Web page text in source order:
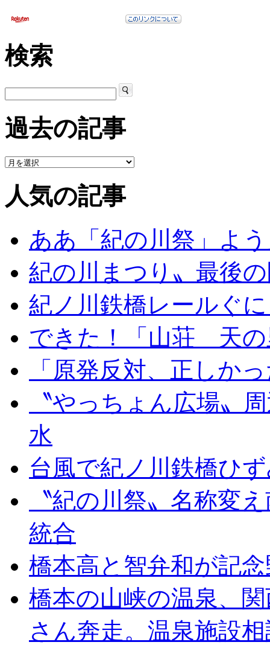
検索
過去の記事
人気の記事
ああ「紀の川祭」よ
紀の川まつり〟最後
紀ノ川鉄橋レールぐ
できた！「山荘 天の
「原発反対、正しか
〝やっちょん広場〟
水
台風で紀ノ川鉄橋ひ
〝紀の川祭〟名称変
統合
橋本高と智弁和が記
橋本の山峡の温泉、
さん奔走。温泉施設